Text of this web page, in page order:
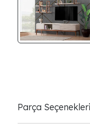
Parça Seçenekleri